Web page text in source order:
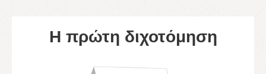
Η πρώτη διχοτόμηση